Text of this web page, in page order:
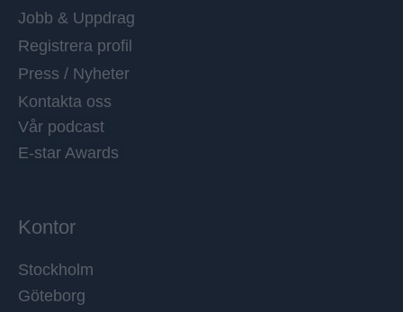
Jobb & Uppdrag
Registrera profil
Press / Nyheter
Kontakta oss
Vår podcast
E-star Awards
Kontor
Stockholm
Göteborg